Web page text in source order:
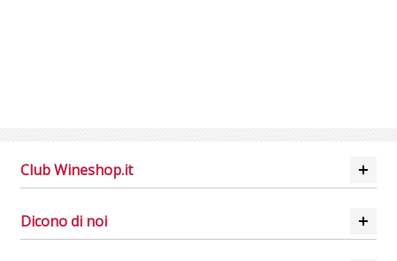
TROVAIL TUO VINO
Club Wineshop.it
Dicono di noi